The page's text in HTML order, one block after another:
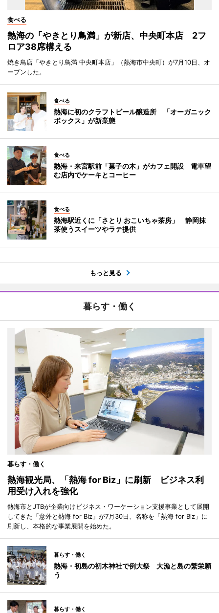
食べる
熱海の「やきとり鳥満」が新店、中央町本店 2フ
ロア38席構える
焼き鳥店「やきとり鳥満 中央町本店」（熱海市中央町）が7月10日、オ
ープンした。
食べる
熱海に初のクラフトビール醸造所 「オーガニック
ボックス」が新業態
食べる
熱海・来宮駅前「菓子の木」がカフェ開設 電車望
む店内でケーキとコーヒー
食べる
熱海駅近くに「さとり おこいちゃ茶房」 静岡抹
茶使うスイーツやラテ提供
もっと見る
暮らす・働く
暮らす・働く
熱海観光局、「熱海 for Biz」に刷新 ビジネス利
用受け入れを強化
熱海市とJTBが企業向けビジネス・ワーケーション支援事業として展開
してきた「意外と熱海 for Biz」が7月30日、名称を「熱海 for Biz」に
刷新し、本格的な事業展開を始めた。
暮らす・働く
熱海・初島の初木神社で例大祭 大漁と島の繁栄願
う
暮らす・働く